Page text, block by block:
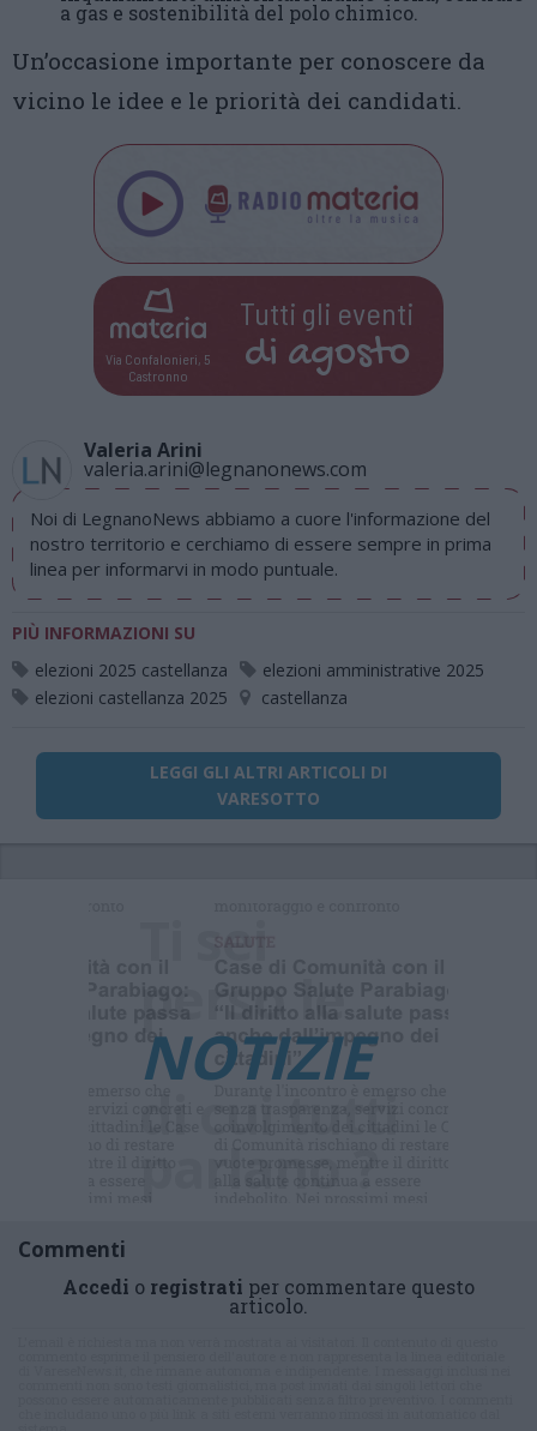
a gas e sostenibilità del polo chimico.
Un’occasione importante per conoscere da
vicino le idee e le priorità dei candidati.
Via Confalonieri, 5
Castronno
Tutti gli eventi
di agosto
Valeria Arini
valeria.arini@legnanonews.com
Noi di LegnanoNews abbiamo a cuore l'informazione del
nostro territorio e cerchiamo di essere sempre in prima
linea per informarvi in modo puntuale.
PIÙ INFORMAZIONI SU
elezioni 2025 castellanza
elezioni amministrative 2025
elezioni castellanza 2025
castellanza
LEGGI GLI ALTRI ARTICOLI DI
VARESOTTO
NOTIZIE
Commenti
Accedi o registrati per commentare questo
articolo.